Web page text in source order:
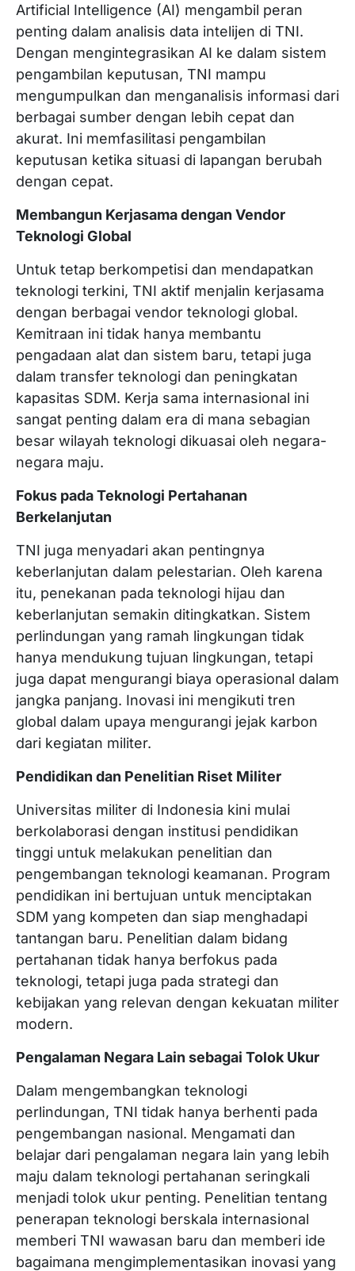
Artificial Intelligence (AI) mengambil peran
penting dalam analisis data intelijen di TNI.
Dengan mengintegrasikan AI ke dalam sistem
pengambilan keputusan, TNI mampu
mengumpulkan dan menganalisis informasi dari
berbagai sumber dengan lebih cepat dan
akurat. Ini memfasilitasi pengambilan
keputusan ketika situasi di lapangan berubah
dengan cepat.
Membangun Kerjasama dengan Vendor
Teknologi Global
Untuk tetap berkompetisi dan mendapatkan
teknologi terkini, TNI aktif menjalin kerjasama
dengan berbagai vendor teknologi global.
Kemitraan ini tidak hanya membantu
pengadaan alat dan sistem baru, tetapi juga
dalam transfer teknologi dan peningkatan
kapasitas SDM. Kerja sama internasional ini
sangat penting dalam era di mana sebagian
besar wilayah teknologi dikuasai oleh negara-
negara maju.
Fokus pada Teknologi Pertahanan
Berkelanjutan
TNI juga menyadari akan pentingnya
keberlanjutan dalam pelestarian. Oleh karena
itu, penekanan pada teknologi hijau dan
keberlanjutan semakin ditingkatkan. Sistem
perlindungan yang ramah lingkungan tidak
hanya mendukung tujuan lingkungan, tetapi
juga dapat mengurangi biaya operasional dalam
jangka panjang. Inovasi ini mengikuti tren
global dalam upaya mengurangi jejak karbon
dari kegiatan militer.
Pendidikan dan Penelitian Riset Militer
Universitas militer di Indonesia kini mulai
berkolaborasi dengan institusi pendidikan
tinggi untuk melakukan penelitian dan
pengembangan teknologi keamanan. Program
pendidikan ini bertujuan untuk menciptakan
SDM yang kompeten dan siap menghadapi
tantangan baru. Penelitian dalam bidang
pertahanan tidak hanya berfokus pada
teknologi, tetapi juga pada strategi dan
kebijakan yang relevan dengan kekuatan militer
modern.
Pengalaman Negara Lain sebagai Tolok Ukur
Dalam mengembangkan teknologi
perlindungan, TNI tidak hanya berhenti pada
pengembangan nasional. Mengamati dan
belajar dari pengalaman negara lain yang lebih
maju dalam teknologi pertahanan seringkali
menjadi tolok ukur penting. Penelitian tentang
penerapan teknologi berskala internasional
memberi TNI wawasan baru dan memberi ide
bagaimana mengimplementasikan inovasi yang